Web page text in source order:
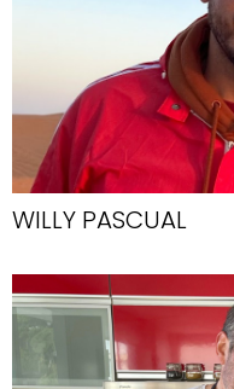
WILLY PASCUAL